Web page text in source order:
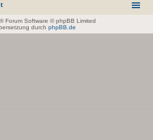
® Forum Software © phpBB Limited
durch phpBB.de